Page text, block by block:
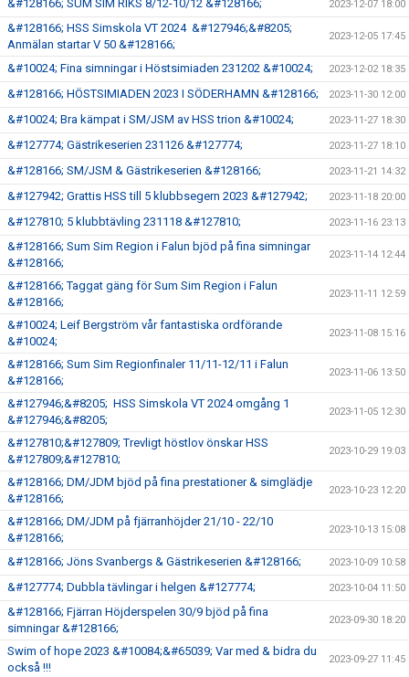
&#128166; SUM SIM RIKS 8/12-10/12 &#128166; 2023-12-07 18:00
&#128166; HSS Simskola VT 2024 &#127946;&#8205;
Anmälan startar V 50 &#128166;
2023-12-05 17:45
&#10024; Fina simningar i Höstsimiaden 231202 &#10024; 2023-12-02 18:35
&#128166; HÖSTSIMIADEN 2023 I SÖDERHAMN &#128166; 2023-11-30 12:00
&#10024; Bra kämpat i SM/JSM av HSS trion &#10024; 2023-11-27 18:30
&#127774; Gästrikeserien 231126 &#127774; 2023-11-27 18:10
&#128166; SM/JSM & Gästrikeserien &#128166; 2023-11-21 14:32
&#127942; Grattis HSS till 5 klubbsegern 2023 &#127942; 2023-11-18 20:00
&#127810; 5 klubbtävling 231118 &#127810; 2023-11-16 23:13
&#128166; Sum Sim Region i Falun bjöd på fina simningar
&#128166;
2023-11-14 12:44
&#128166; Taggat gäng för Sum Sim Region i Falun
&#128166;
2023-11-11 12:59
&#10024; Leif Bergström vår fantastiska ordförande
&#10024;
2023-11-08 15:16
&#128166; Sum Sim Regionfinaler 11/11-12/11 i Falun
&#128166;
2023-11-06 13:50
&#127946;&#8205; HSS Simskola VT 2024 omgång 1
&#127946;&#8205;
2023-11-05 12:30
&#127810;&#127809; Trevligt höstlov önskar HSS
&#127809;&#127810;
2023-10-29 19:03
&#128166; DM/JDM bjöd på fina prestationer & simglädje
&#128166;
2023-10-23 12:20
&#128166; DM/JDM på fjärranhöjder 21/10 - 22/10
&#128166;
2023-10-13 15:08
&#128166; Jöns Svanbergs & Gästrikeserien &#128166; 2023-10-09 10:58
&#127774; Dubbla tävlingar i helgen &#127774; 2023-10-04 11:50
&#128166; Fjärran Höjderspelen 30/9 bjöd på fina
simningar &#128166;
2023-09-30 18:20
Swim of hope 2023 &#10084;&#65039; Var med & bidra du
också !!!
2023-09-27 11:45